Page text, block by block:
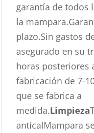
garantía de todos
la
plazo.Sin gastos
asegurado en su
horas posteriores
fabricación de 7-
que se fabrica a
medida.Limpieza
anticalMampara